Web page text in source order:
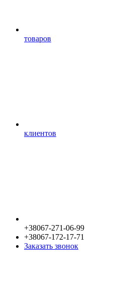
товаров
клиентов
+38067-271-06-99
+38067-172-17-71
Заказать звонок